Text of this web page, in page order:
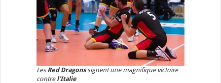
Les Red Dragonssignent une magnifique victoire
contre l’Italie